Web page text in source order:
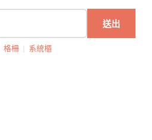
送出
格柵 | 系統櫃